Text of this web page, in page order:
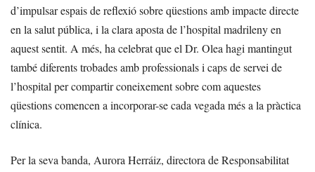
d’impulsar espais de reflexió sobre qüestions amb impacte directe
en la salut pública, i la clara aposta de l’hospital madrileny en
aquest sentit. A més, ha celebrat que el Dr. Olea hagi mantingut
també diferents trobades amb professionals i caps de servei de
l’hospital per compartir coneixement sobre com aquestes
qüestions comencen a incorporar-se cada vegada més a la pràctica
clínica.
Per la seva banda, Aurora Herráiz, directora de Responsabilitat